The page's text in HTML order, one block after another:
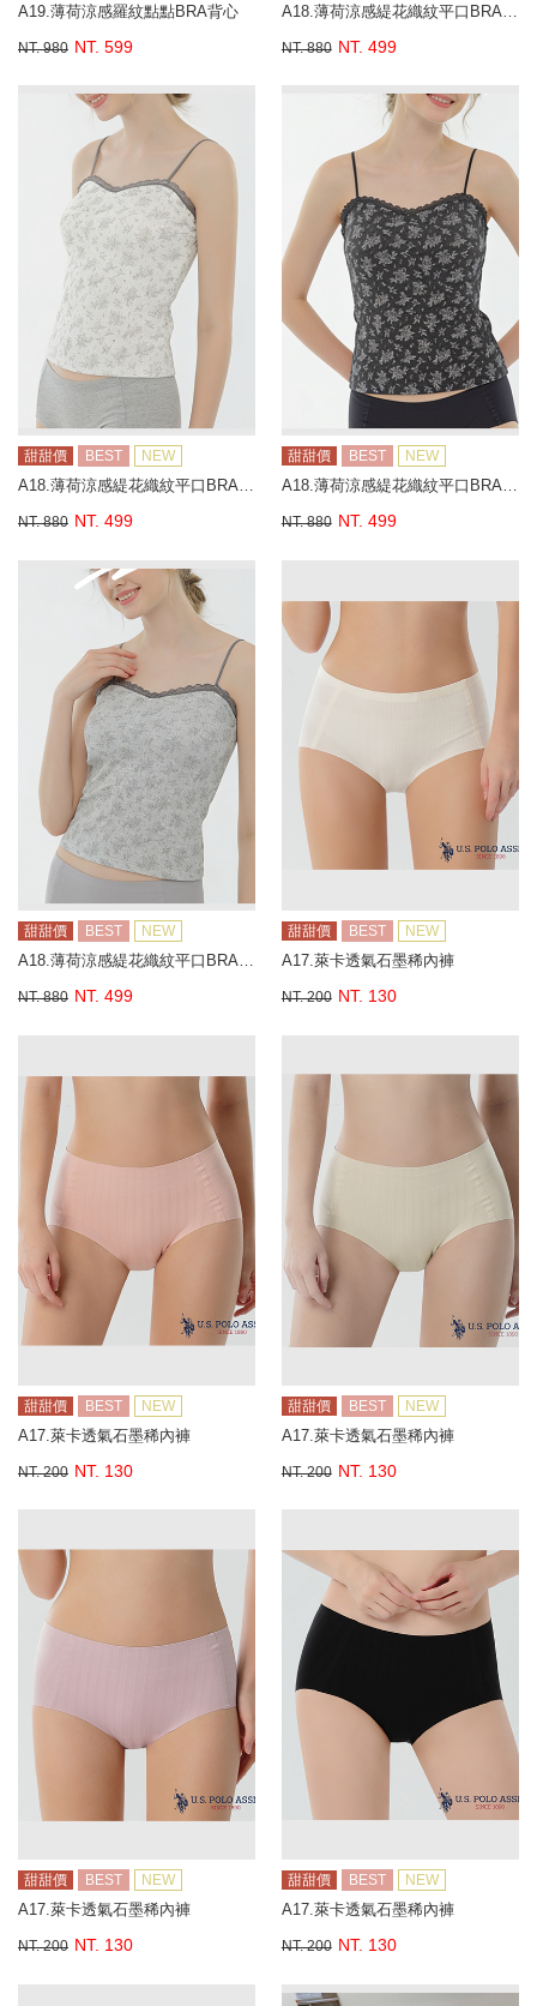
A19.薄荷涼感羅紋點點BRA背心
NT. 980 NT. 599 NT. 880 NT. 499
甜甜價 BEST NEW
A18.薄荷涼感緹花織紋平口BRA背心
NT. 880 NT. 499
甜甜價 BEST NEW
A18.薄荷涼感緹花織紋平口BRA背心
NT. 880 NT. 499
甜甜價 BEST NEW
A18.薄荷涼感緹花織紋平口BRA背心
NT. 880 NT. 499
甜甜價 BEST NEW
A17.萊卡透氣石墨稀內褲
NT. 200 NT. 130
甜甜價 BEST NEW
A17.萊卡透氣石墨稀內褲
NT. 200 NT. 130
甜甜價 BEST NEW
A17.萊卡透氣石墨稀內褲
NT. 200 NT. 130
甜甜價 BEST NEW
A17.萊卡透氣石墨稀內褲
NT. 200 NT. 130
甜甜價 BEST NEW
A17.萊卡透氣石墨稀內褲
NT. 200 NT. 130